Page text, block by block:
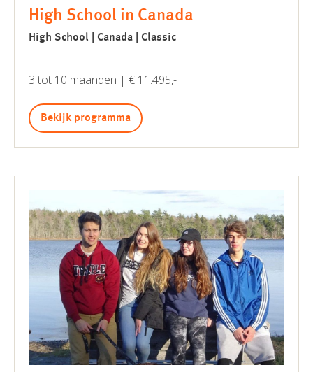
High School in Canada
High School | Canada | Classic
3 tot 10 maanden | € 11.495,-
Bekijk programma